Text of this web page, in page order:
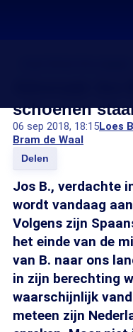
schoenen
06 sep 2018, 18:15Loes
Bram de Waal
Delen
Jos B., verdachte
wordt vandaag
Volgens zijn
het einde van de
van B. naar ons
in zijn berechting
waarschijnlijk
meteen zijn